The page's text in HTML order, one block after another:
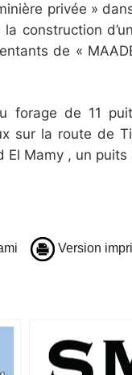
privée »
construction
de «
forage de 11
sur la route de
El Mamy , un
Version